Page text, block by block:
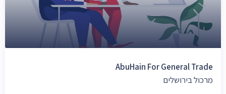
AbuHain For General Trade
מרכול בירושלים